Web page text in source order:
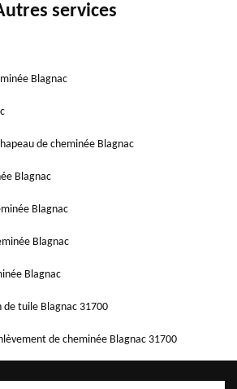
services
Blagnac
de cheminée Blagnac
Blagnac
Blagnac
Blagnac
Blagnac
tuile Blagnac 31700
de cheminée Blagnac 31700